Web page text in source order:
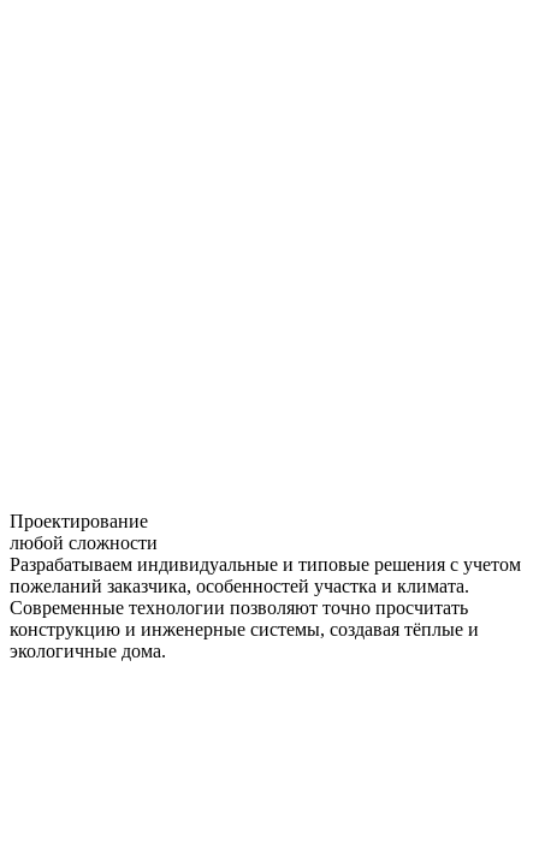
Проектирование
любой сложности
Разрабатываем индивидуальные и типовые решения с учетом
пожеланий заказчика, особенностей участка и климата.
Современные технологии позволяют точно просчитать
конструкцию и инженерные системы, создавая тёплые и
экологичные дома.